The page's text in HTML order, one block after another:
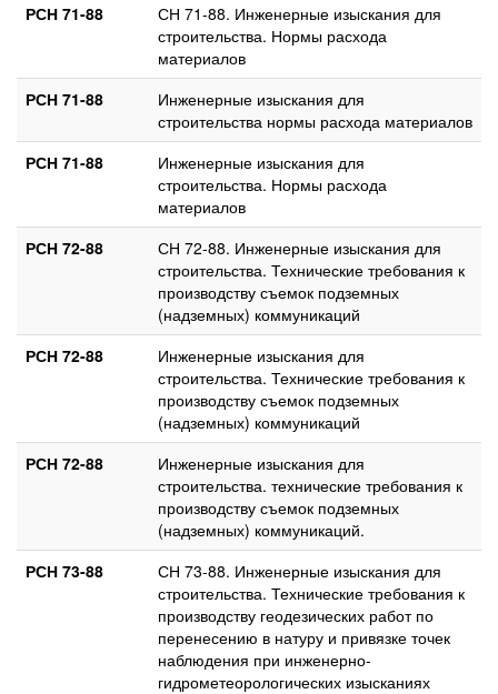
РСН 71-88
СН 71-88. Инженерные изыскания для
строительства. Нормы расхода
материалов
РСН 71-88
Инженерные изыскания для
строительства нормы расхода материалов
РСН 71-88
Инженерные изыскания для
строительства. Нормы расхода
материалов
РСН 72-88
СН 72-88. Инженерные изыскания для
строительства. Технические требования к
производству съемок подземных
(надземных) коммуникаций
РСН 72-88
Инженерные изыскания для
строительства. Технические требования к
производству съемок подземных
(надземных) коммуникаций
РСН 72-88
Инженерные изыскания для
строительства. технические требования к
производству съемок подземных
(надземных) коммуникаций.
РСН 73-88
СН 73-88. Инженерные изыскания для
строительства. Технические требования к
производству геодезических работ по
перенесению в натуру и привязке точек
наблюдения при инженерно-
гидрометеорологических изысканиях